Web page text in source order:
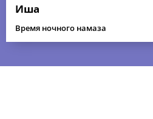
Иша
Время ночного намаза